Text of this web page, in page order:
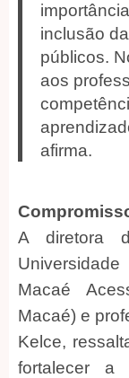
inclusão
públicos.
aos
afirma.
A diretora
Macaé
Macaé) e
Kelce,
fortalecer a